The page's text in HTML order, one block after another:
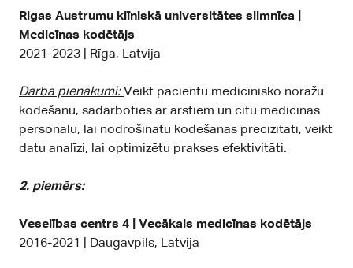
Rigas Austrumu klīniskā universitātes slimnīca |
Medicīnas kodētājs
2021-2023 | Rīga, Latvija
Darba pienākumi:Veikt pacientu medicīnisko norāžu
kodēšanu, sadarboties ar ārstiem un citu medicīnas
personālu, lai nodrošinātu kodēšanas precizitāti, veikt
datu analīzi, lai optimizētu prakses efektivitāti.
2. piemērs:
Veselības centrs 4 | Vecākais medicīnas kodētājs
2016-2021 | Daugavpils, Latvija